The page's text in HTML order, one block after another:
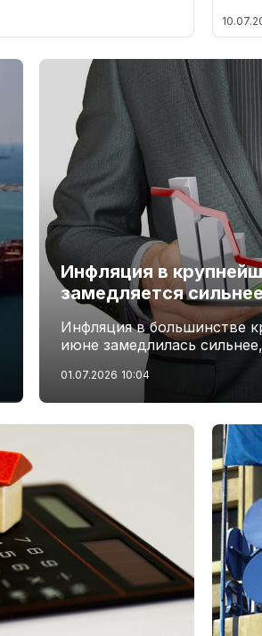
Инфляция в
замедляется
Инфляция в большинстве
июне замедлилась
01.07.2026 10:04